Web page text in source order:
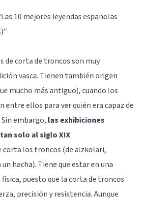
Las 10 mejores leyendas españolas
"
de corta de troncos son muy
vasca. Tienen también origen
mucho más antiguo), cuando los
entre ellos para ver quién era capaz de
embargo, las exhibiciones
solo al siglo XIX.
corta los troncos (de aizkolari,
hacha). Tiene que estar en una
puesto que la corta de troncos
precisión y resistencia. Aunque